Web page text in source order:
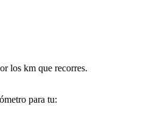
los km que recorres.
para tu: